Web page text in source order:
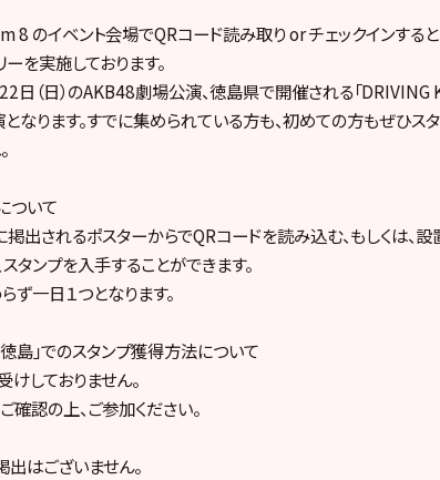
8 のイベント会場でQRコード読み取り or チェックインする
を実施しております。
日（日）のAKB48劇場公演、徳島県で開催される「DRIVING
なります。すでに集められている方も、初めての方もぜひス
ついて
出されるポスターからでQRコードを読み込む、もしくは、設
タンプを入手することができます。
ず一日１つとなります。
島」でのスタンプ獲得方法について
しておりません。
認の上、ご参加ください。
はございません。